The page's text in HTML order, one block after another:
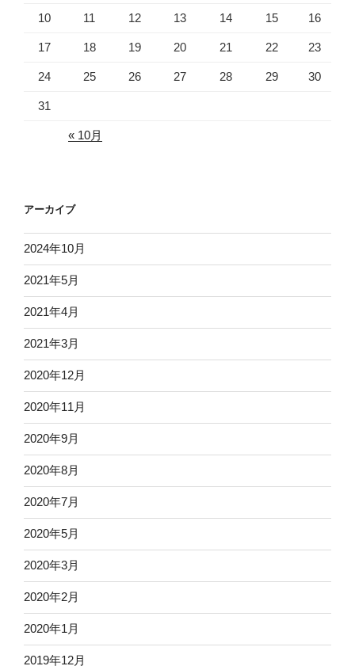
10 11 12 13 14 15 16
17 18 19 20 21 22 23
24 25 26 27 28 29 30
31
« 10月
アーカイブ
2024年10月
2021年5月
2021年4月
2021年3月
2020年12月
2020年11月
2020年9月
2020年8月
2020年7月
2020年5月
2020年3月
2020年2月
2020年1月
2019年12月